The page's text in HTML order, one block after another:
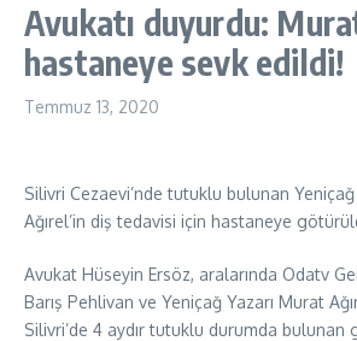
Avukatı duyurdu:
hastaneye sevk edildi!
Temmuz 13, 2020
Silivri Cezaevi’nde tutuklu bulunan
Ağırel’in diş tedavisi için hastaneye
Avukat Hüseyin Ersöz, aralarında Odatv
Barış Pehlivan ve Yeniçağ Yazarı Murat
Silivri’de 4 aydır tutuklu durumda bulunan